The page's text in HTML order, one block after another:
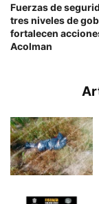
Fuerzas de
tres niveles de
fortalecen
Acolman